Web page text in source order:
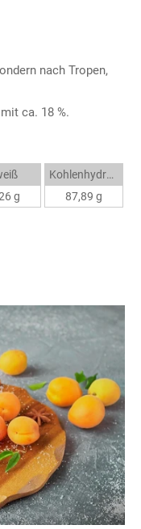
nach Tropen,
ca. 18 %.
g
Kohlenhydrate
87,89 g